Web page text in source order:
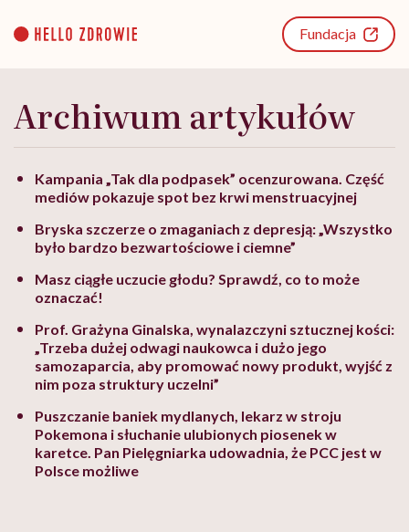
content
Fundacja
Archiwum artykułów
Kampania „Tak dla podpasek” ocenzurowana. Część
mediów pokazuje spot bez krwi menstruacyjnej
Bryska szczerze o zmaganiach z depresją: „Wszystko
było bardzo bezwartościowe i ciemne”
Masz ciągłe uczucie głodu? Sprawdź, co to może
oznaczać!
Prof. Grażyna Ginalska, wynalazczyni sztucznej kości:
„Trzeba dużej odwagi naukowca i dużo jego
samozaparcia, aby promować nowy produkt, wyjść z
nim poza struktury uczelni”
Puszczanie baniek mydlanych, lekarz w stroju
Pokemona i słuchanie ulubionych piosenek w
karetce. Pan Pielęgniarka udowadnia, że PCC jest w
Polsce możliwe